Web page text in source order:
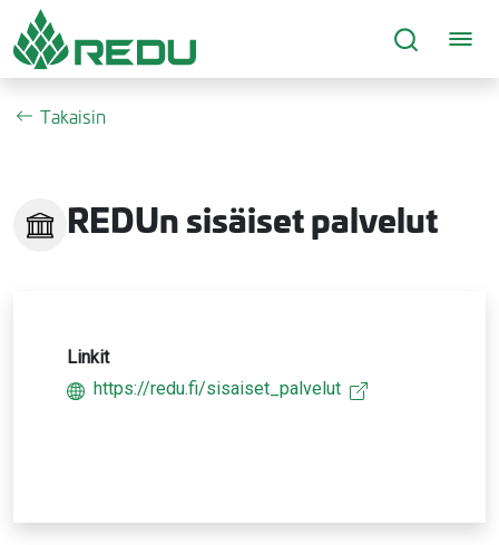
Siirry sivusisältöön
Takaisin
REDUn sisäiset palvelut
Linkit
https://redu.fi/sisaiset_palvelut